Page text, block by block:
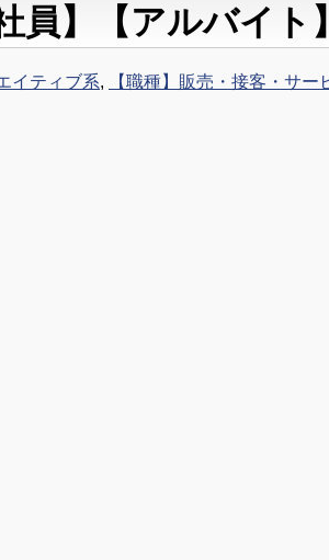
】【アルバイト
イティブ系, 【職種】販売・接客・サー